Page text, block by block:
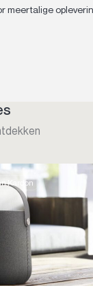
meertalige
Kardon